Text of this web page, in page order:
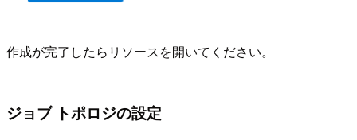
作成が完了したらリソースを開いてください。
ジョブ トポロジの設定